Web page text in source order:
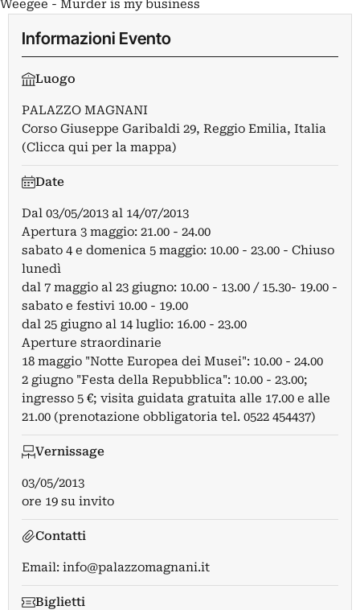
Weegee - Murder is my business
Informazioni Evento
Luogo
PALAZZO MAGNANI
Corso Giuseppe Garibaldi 29, Reggio Emilia, Italia
(Clicca qui per la mappa)
Date
Dal 03/05/2013 al 14/07/2013
Apertura 3 maggio: 21.00 - 24.00
sabato 4 e domenica 5 maggio: 10.00 - 23.00 - Chiuso
lunedì
dal 7 maggio al 23 giugno: 10.00 - 13.00 / 15.30- 19.00 -
sabato e festivi 10.00 - 19.00
dal 25 giugno al 14 luglio: 16.00 - 23.00
Aperture straordinarie
18 maggio "Notte Europea dei Musei": 10.00 - 24.00
2 giugno "Festa della Repubblica": 10.00 - 23.00;
ingresso 5 €; visita guidata gratuita alle 17.00 e alle
21.00 (prenotazione obbligatoria tel. 0522 454437)
Vernissage
03/05/2013
ore 19 su invito
Contatti
Email: info@palazzomagnani.it
Biglietti